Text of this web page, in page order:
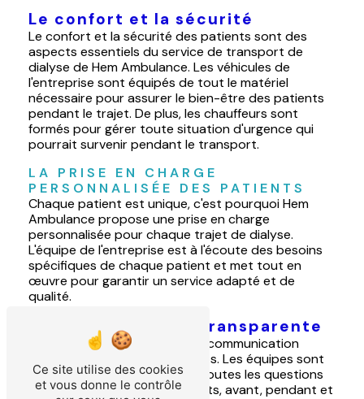
Le confort et la sécurité
Le confort et la sécurité des patients sont des
aspects essentiels du service de transport de
dialyse de Hem Ambulance. Les véhicules de
l'entreprise sont équipés de tout le matériel
nécessaire pour assurer le bien-être des patients
pendant le trajet. De plus, les chauffeurs sont
formés pour gérer toute situation d'urgence qui
pourrait survenir pendant le transport.
LA PRISE EN CHARGE
PERSONNALISÉE DES PATIENTS
Chaque patient est unique, c'est pourquoi Hem
Ambulance propose une prise en charge
personnalisée pour chaque trajet de dialyse.
L'équipe de l'entreprise est à l'écoute des besoins
spécifiques de chaque patient et met tout en
œuvre pour garantir un service adapté et de
qualité.
La communication transparente
Hem Ambulance privilégie une communication
transparente avec ses patients. Les équipes sont
disponibles pour répondre à toutes les questions
et préoccupations des patients, avant, pendant et
Ce site utilise des cookies
et vous donne le contrôle